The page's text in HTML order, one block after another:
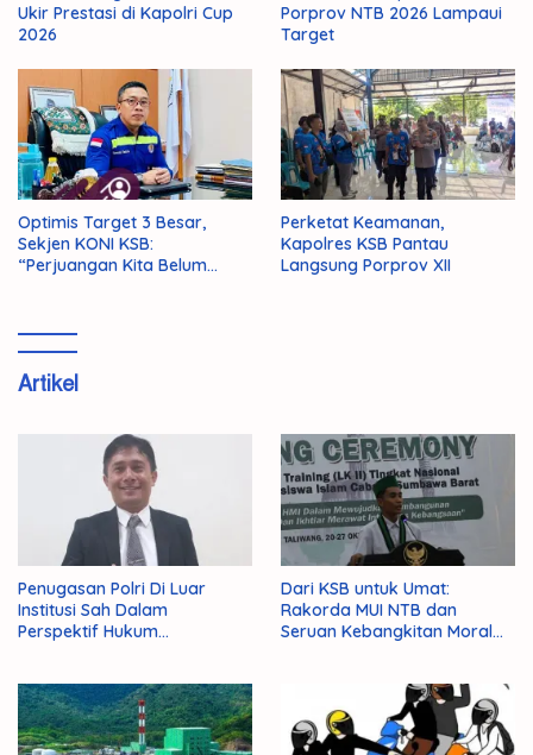
Ukir Prestasi di Kapolri Cup
2026
Porprov NTB 2026 Lampaui
Target
Optimis Target 3 Besar,
Sekjen KONI KSB:
“Perjuangan Kita Belum
Perketat Keamanan,
Kapolres KSB Pantau
Langsung Porprov XII
Artikel
Penugasan Polri Di Luar
Institusi Sah Dalam
Perspektif Hukum
Dari KSB untuk Umat:
Rakorda MUI NTB dan
Seruan Kebangkitan Moral